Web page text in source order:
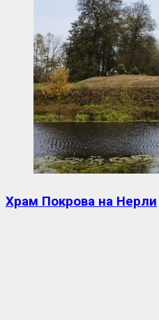
Храм Покрова на Нерли